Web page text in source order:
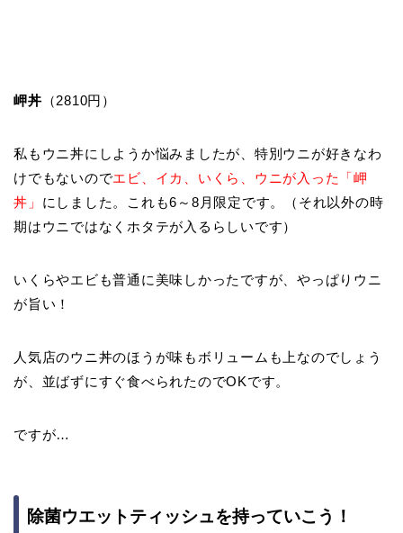
岬丼 （2810円）
私もウニ丼にしようか悩みましたが、特別ウニが好きなわ
けでもないのでエビ、イカ、いくら、ウニが入った「岬
丼」 にしました。これも6～8月限定です。（それ以外の時
期はウニではなくホタテが入るらしいです）
いくらやエビも普通に美味しかったですが、やっぱりウニ
が旨い！
人気店のウニ丼のほうが味もボリュームも上なのでしょう
が、並ばずにすぐ食べられたのでOKです。
ですが…
除菌ウエットティッシュを持っていこう！